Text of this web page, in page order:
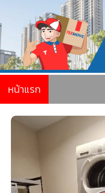
หน้าแรก